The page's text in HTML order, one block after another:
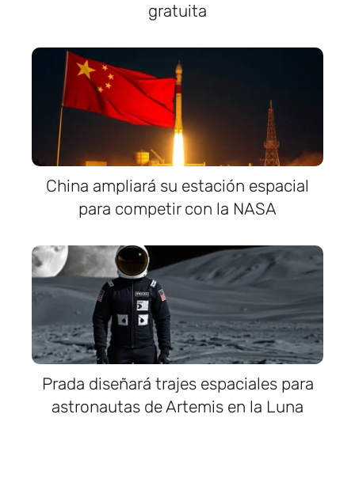
gratuita
China ampliará su estación espacial
para competir con la NASA
Prada diseñará trajes espaciales para
astronautas de Artemis en la Luna